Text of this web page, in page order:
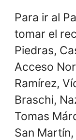
Para ir al
tomar el
Piedras,
Acceso
Ramírez,
Braschi,
Tomas
San